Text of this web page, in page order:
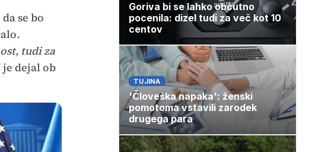
se bo
.
tudi za
je dejal ob
Goriva bi se lahko občutno
pocenila: dizel tudi za več kot 10
centov
TUJINA
'Človeška napaka': ženski
pomotoma vstavili zarodek
drugega para